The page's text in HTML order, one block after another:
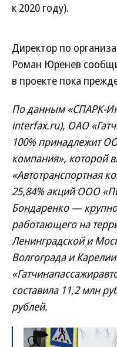
к 2020 году).
Директор по
Роман Юренев
в проекте пока
По данным «СПАРК-
interfax.ru), ОАО
100% принадлежит
компания», которой
«Автотранспортная
25,84% акций ООО
Бондаренко —
работающего на
Ленинградской и
Волгограда и
составила 11,2 млн
рублей.